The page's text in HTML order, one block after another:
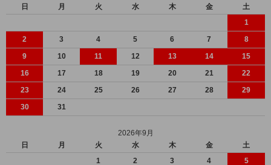
日
月 火 水 木 金
土
1
2
3 4 5 6 7
8
9
10 11 12 13 14
15
16
17 18 19 20 21
22
23
24 25 26 27 28
29
30
31
2026年9月
日
月 火 水 木 金
土
1
2 3 4 5